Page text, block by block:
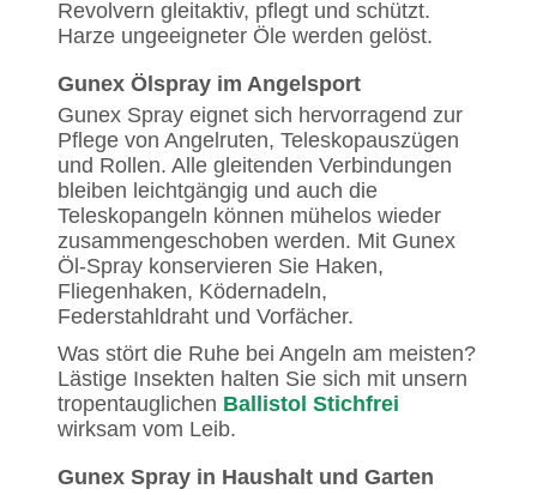
Revolvern gleitaktiv, pflegt und schützt.
Harze ungeeigneter Öle werden gelöst.
Gunex Ölspray im Angelsport
Gunex Spray eignet sich hervorragend zur
Pflege von Angelruten, Teleskopauszügen
und Rollen. Alle gleitenden Verbindungen
bleiben leichtgängig und auch die
Teleskopangeln können mühelos wieder
zusammengeschoben werden. Mit Gunex
Öl-Spray konservieren Sie Haken,
Fliegenhaken, Ködernadeln,
Federstahldraht und Vorfächer.
Was stört die Ruhe bei Angeln am meisten?
Lästige Insekten halten Sie sich mit unsern
tropentauglichen Ballistol Stichfrei
wirksam vom Leib.
Gunex Spray in Haushalt und Garten